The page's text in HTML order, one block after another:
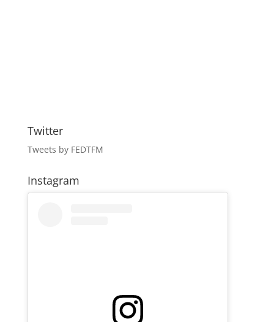
Twitter
Tweets by FEDTFM
Instagram